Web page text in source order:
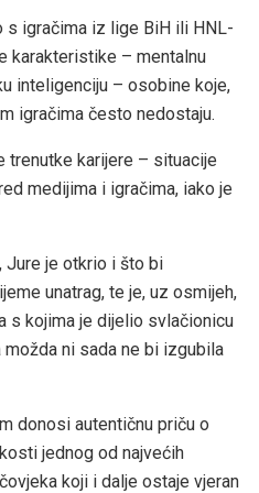
s igračima iz lige BiH ili HNL-
karakteristike – mentalnu
inteligenciju – osobine koje,
igračima često nedostaju.
trenutke karijere – situacije
medijima i igračima, iako je
Jure je otkrio i što bi
unatrag, te je, uz osmijeh,
s kojima je dijelio svlačionicu
ni sada ne bi izgubila
donosi autentičnu priču o
jednog od najvećih
koji i dalje ostaje vjeran